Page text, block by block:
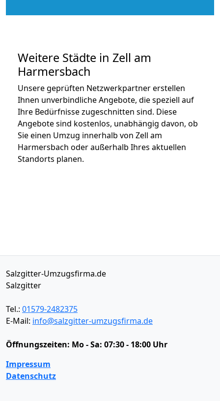
Weitere Städte in Zell am
Harmersbach
Unsere geprüften Netzwerkpartner erstellen
Ihnen unverbindliche Angebote, die speziell auf
Ihre Bedürfnisse zugeschnitten sind. Diese
Angebote sind kostenlos, unabhängig davon, ob
Sie einen Umzug innerhalb von Zell am
Harmersbach oder außerhalb Ihres aktuellen
Standorts planen.
Salzgitter-Umzugsfirma.de
Salzgitter
Tel.: 01579-2482375
E-Mail: info@salzgitter-umzugsfirma.de
Öffnungszeiten: Mo - Sa: 07:30 - 18:00 Uhr
Impressum
Datenschutz